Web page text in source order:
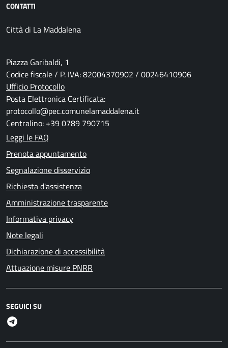
CONTATTI
Città di La Maddalena
Piazza Garibaldi, 1
Codice fiscale / P. IVA: 82004370902 / 00246410906
Ufficio Protocollo
Posta Elettronica Certificata:
protocollo@pec.comunelamaddalena.it
Centralino: +39 0789 790715
Leggi le FAQ
Prenota appuntamento
Segnalazione disservizio
Richiesta d'assistenza
Amministrazione trasparente
Informativa privacy
Note legali
Dichiarazione di accessibilità
Attuazione misure PNRR
SEGUICI SU